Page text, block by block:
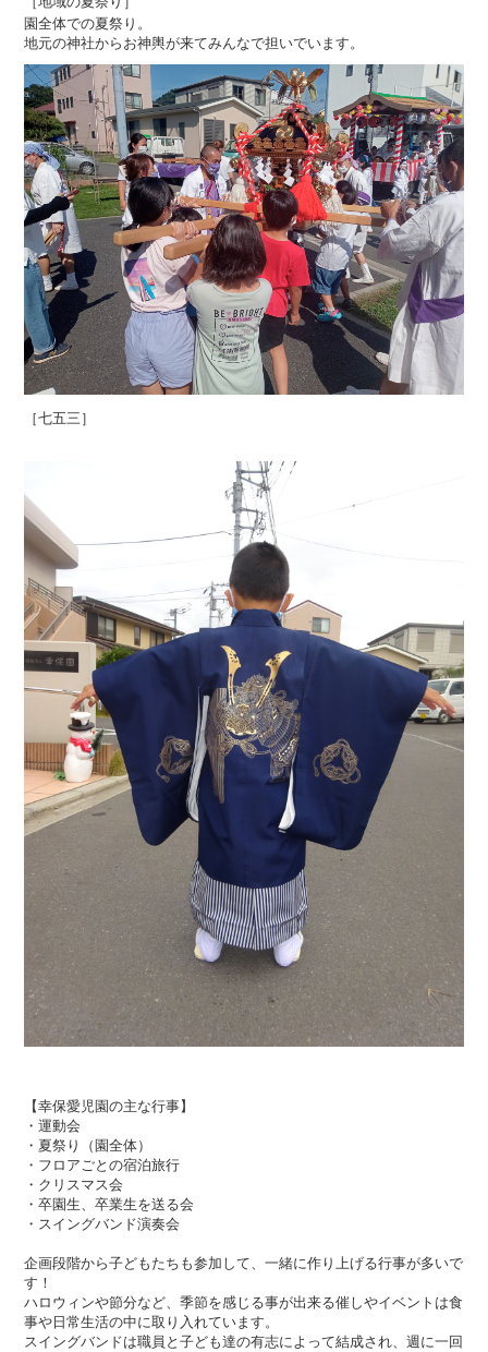
園全体での夏祭り。
地元の神社からお神輿が来てみんなで担いでいます。
［七五三］
【幸保愛児園の主な行事】
・運動会
・夏祭り（園全体）
・フロアごとの宿泊旅行
・クリスマス会
・卒園生、卒業生を送る会
・スイングバンド演奏会
企画段階から子どもたちも参加して、一緒に作り上げる行事が多いで
す！
ハロウィンや節分など、季節を感じる事が出来る催しやイベントは食
事や日常生活の中に取り入れています。
スイングバンドは職員と子ども達の有志によって結成され、週に一回